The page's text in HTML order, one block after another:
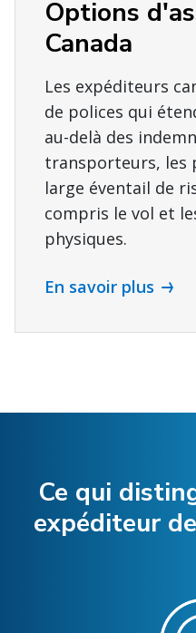
Options
Canada
Les expéditeurs
de polices qui
au-delà des
transporteurs, les
large éventail de
compris le vol et
physiques.
En savoir plus
Ce qui
expéditeur